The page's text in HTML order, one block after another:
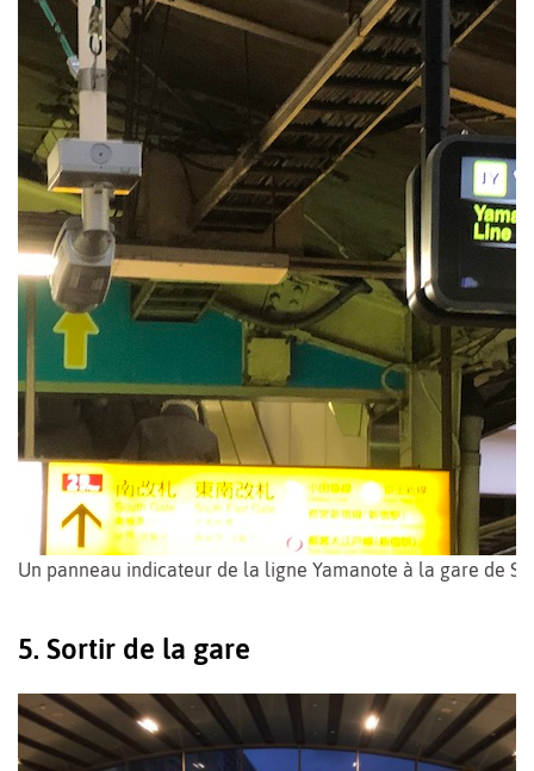
Un panneau indicateur de la ligne Yamanote à la gare de
5. Sortir de la gare